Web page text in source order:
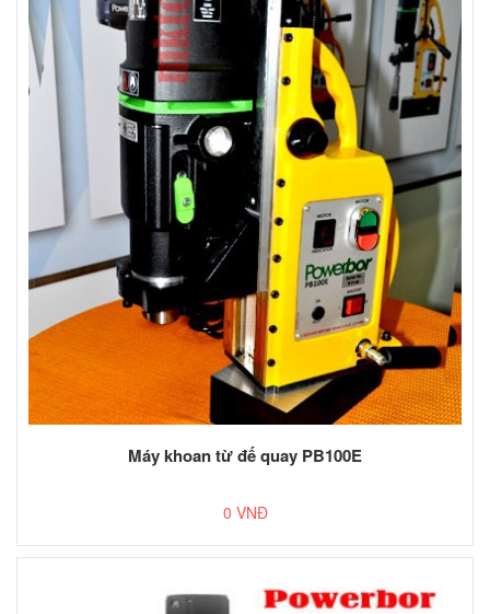
Máy khoan từ đế quay PB100E
0 VNĐ